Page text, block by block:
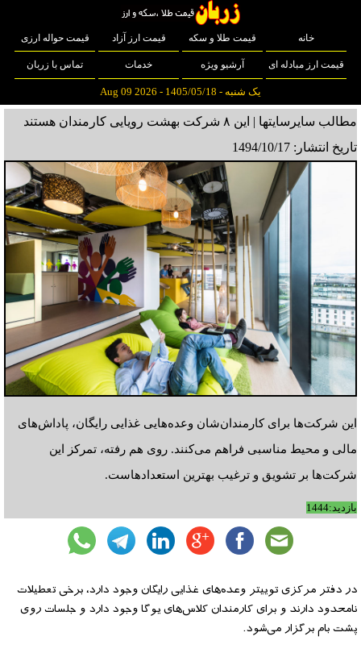
خانه قیمت طلا و سکه قیمت ارز آزاد قیمت حواله ارزی
قیمت ارز مبادله ای آرشیو ویژه خدمات تماس با زربان
یک شنبه - 1405/05/18 - Aug 09 2026
مطالب سایرسایتها | این ۸ شرکت‌ بهشت رویایی کارمندان هستند
تاریخ انتشار: 1494/10/17
این شرکت‌ها برای کارمندان‌شان وعده‌هایی غذایی رایگان، پاداش‌های
مالی و محیط مناسبی فراهم می‌کنند. روی هم رفته، تمرکز این
شرکت‌ها بر تشویق و ترغیب بهترین استعدادهاست.
بازدید:1444
در دفتر مرکزی توییتر وعده‌های غذایی رایگان وجود دارد، برخی تعطیلات
نامحدود دارند و برای کارمندان کلاس‌های یوگا وجود دارد و جلسات روی
پشت بام برگزار می‌شود.